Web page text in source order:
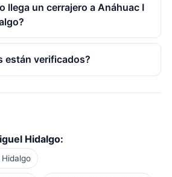
llega un cerrajero a Anáhuac I
están verificados?
Hidalgo: